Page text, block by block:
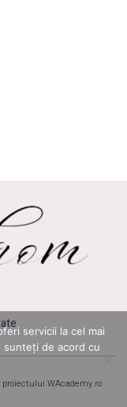
WAcademy.ro
servicii la cel mai
sunteți de acord cu